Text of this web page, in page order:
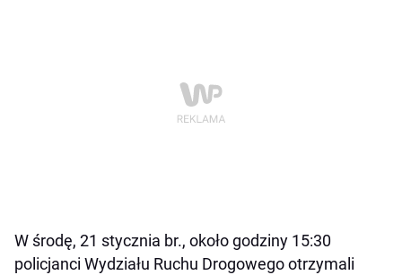
W środę, 21 stycznia br., około godziny 15:30
policjanci Wydziału Ruchu Drogowego otrzymali